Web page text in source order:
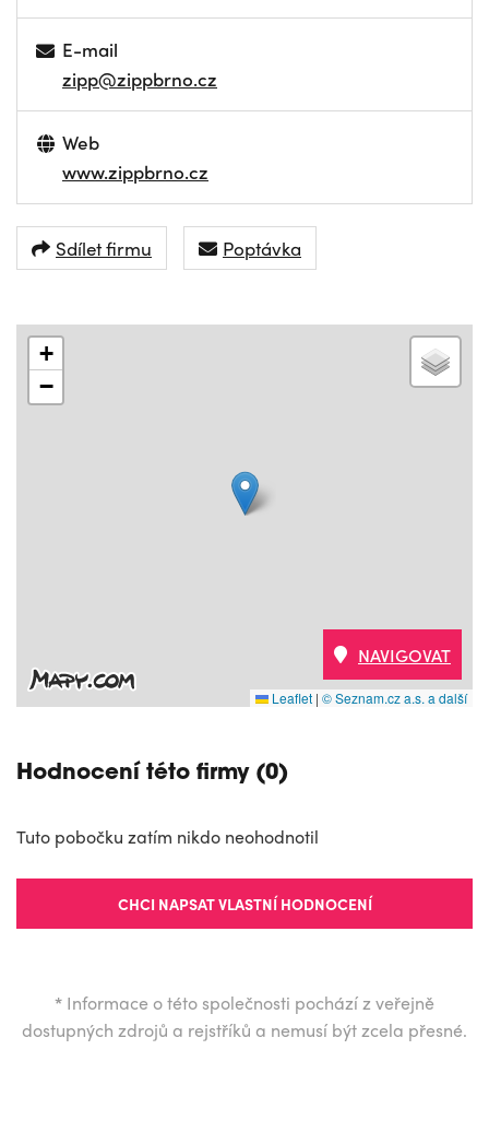
E-mail
zipp@zippbrno.cz
Web
www.zippbrno.cz
Sdílet firmu Poptávka
+
−
Leaflet | © Seznam.cz a.s. a další
NAVIGOVAT
Hodnocení této firmy (0)
Tuto pobočku zatím nikdo neohodnotil
CHCI NAPSAT VLASTNÍ HODNOCENÍ
* Informace o této společnosti pochází z veřejně
dostupných zdrojů a rejstříků a nemusí být zcela přesné.